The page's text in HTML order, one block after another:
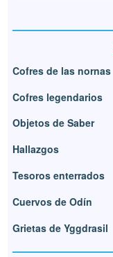
Cofres de las nornas
Cofres legendarios
Objetos de Saber
Hallazgos
Tesoros enterrados
Cuervos de Odín
Grietas de Yggdrasil